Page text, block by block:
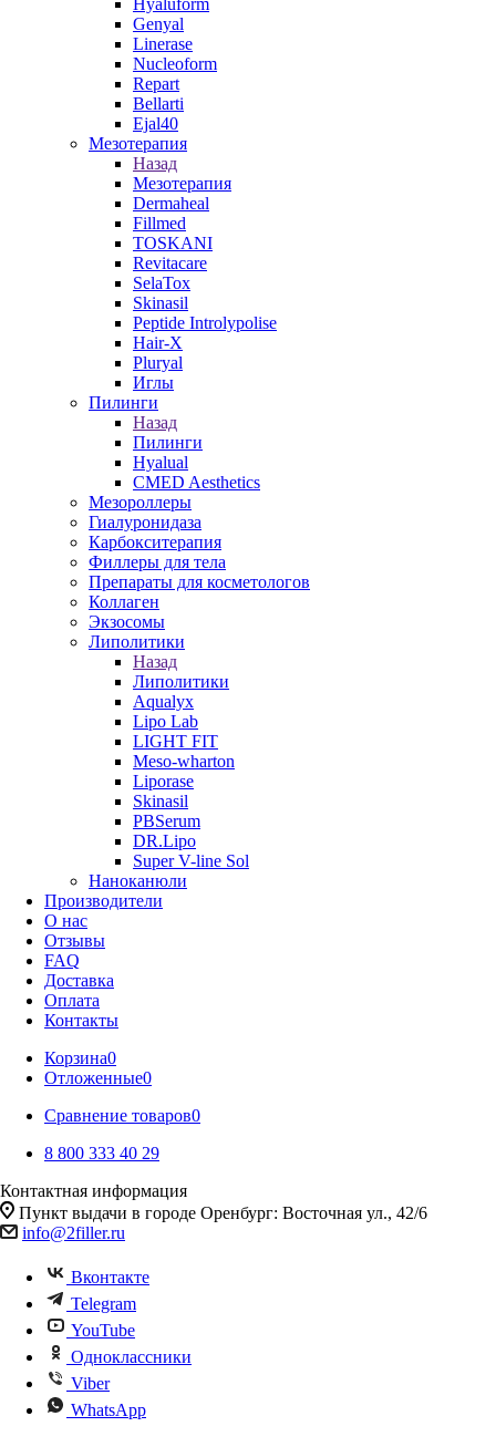
Hyaluform
Genyal
Linerase
Nucleoform
Repart
Bellarti
Ejal40
Мезотерапия
Назад
Мезотерапия
Dermaheal
Fillmed
TOSKANI
Revitacare
SelaTox
Skinasil
Peptide Introlypolise
Hair-X
Pluryal
Иглы
Пилинги
Назад
Пилинги
Hyalual
CMED Aesthetics
Мезороллеры
Гиалуронидаза
Карбокситерапия
Филлеры для тела
Препараты для косметологов
Коллаген
Экзосомы
Липолитики
Назад
Липолитики
Aqualyx
Lipo Lab
LIGHT FIT
Meso-wharton
Liporase
Skinasil
PBSerum
DR.Lipo
Super V-line Sol
Наноканюли
Производители
О нас
Отзывы
FAQ
Доставка
Оплата
Контакты
Корзина0
Отложенные0
Сравнение товаров0
8 800 333 40 29
Контактная информация
Пункт выдачи в городе Оренбург: Восточная ул., 42/6
info@2filler.ru
Вконтакте
Telegram
YouTube
Одноклассники
Viber
WhatsApp